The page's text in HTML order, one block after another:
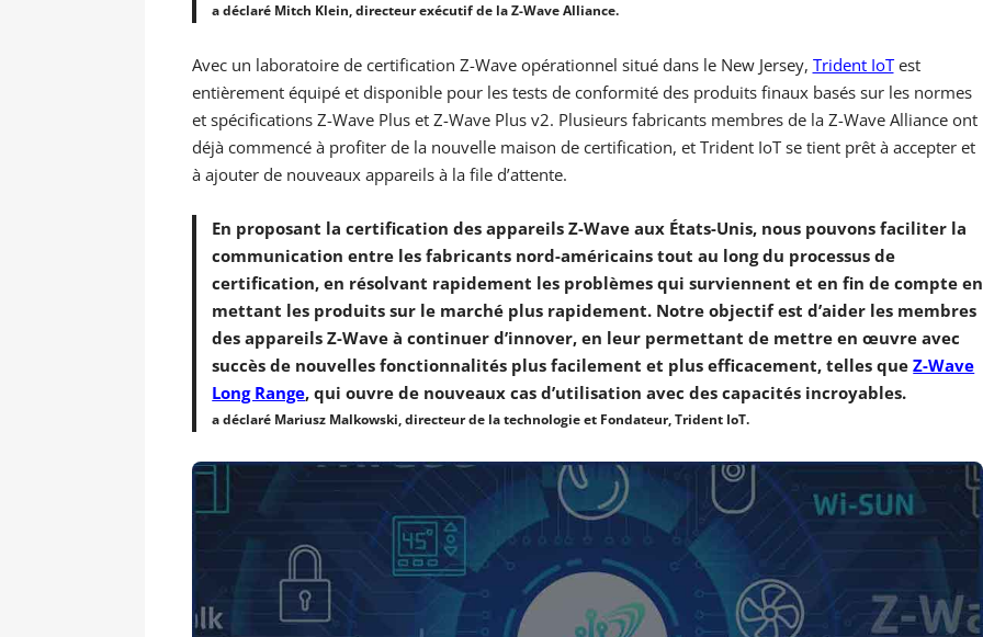
a déclaré Mitch Klein, directeur exécutif de la Z-Wave Alliance.
Avec un laboratoire de certification Z-Wave opérationnel situé dans le New Jersey, Trident IoTest
entièrement équipé et disponible pour les tests de conformité des produits finaux basés sur les normes
et spécifications Z-Wave Plus et Z-Wave Plus v2. Plusieurs fabricants membres de la Z-Wave Alliance ont
déjà commencé à profiter de la nouvelle maison de certification, et Trident IoT se tient prêt à accepter et
à ajouter de nouveaux appareils à la file d’attente.
En proposant la certification des appareils Z-Wave aux États-Unis, nous pouvons faciliter la
communication entre les fabricants nord-américains tout au long du processus de
certification, en résolvant rapidement les problèmes qui surviennent et en fin de compte en
mettant les produits sur le marché plus rapidement. Notre objectif est d’aider les membres
des appareils Z-Wave à continuer d’innover, en leur permettant de mettre en œuvre avec
succès de nouvelles fonctionnalités plus facilement et plus efficacement, telles queZ-Wave
Long Range, qui ouvre de nouveaux cas d’utilisation avec des capacités incroyables.
a déclaré Mariusz Malkowski, directeur de la technologie et Fondateur, Trident IoT.